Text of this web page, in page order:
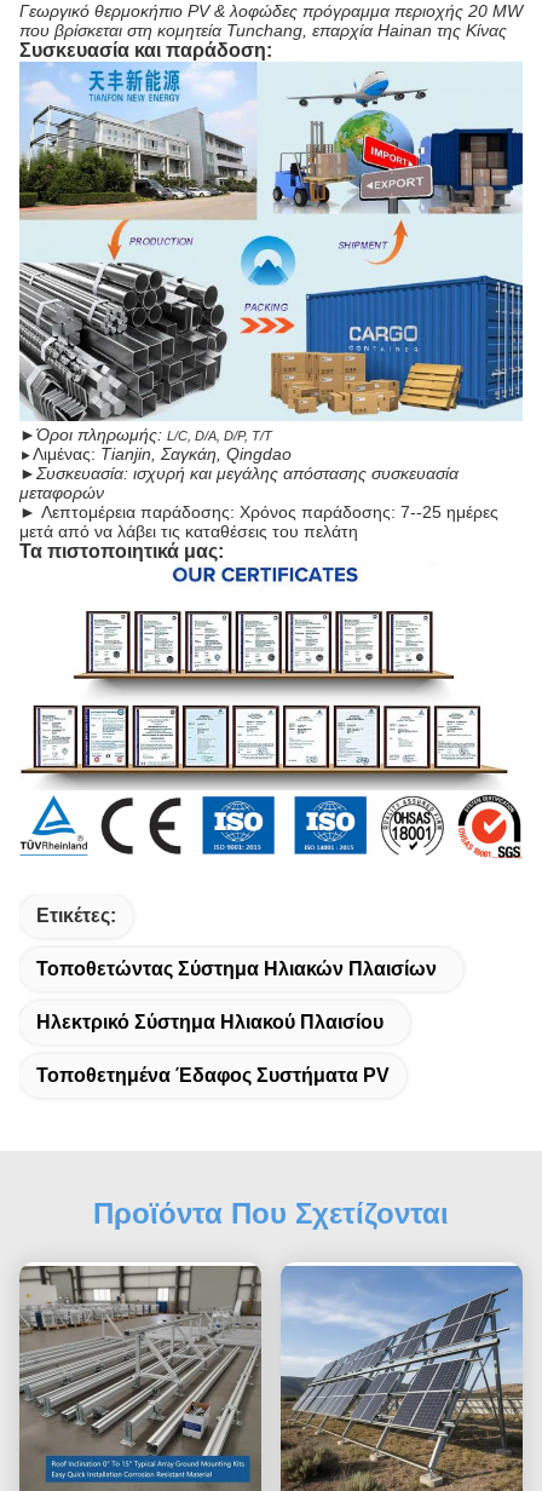
Γεωργικό θερμοκήπιο PV & λοφώδες πρόγραμμα περιοχής 20 MW
που βρίσκεται στη κομητεία Tunchang, επαρχία Hainan της Κίνας
Συσκευασία και παράδοση:
►Όροι πληρωμής: L/C, D/A, D/P, T/T
►Λιμένας: Tianjin, Σαγκάη, Qingdao
►Συσκευασία: ισχυρή και μεγάλης απόστασης συσκευασία
μεταφορών
► Λεπτομέρεια παράδοσης: Χρόνος παράδοσης: 7--25 ημέρες
μετά από να λάβει τις καταθέσεις του πελάτη
Τα πιστοποιητικά μας:
Ετικέτες:
Τοποθετώντας Σύστημα Ηλιακών Πλαισίων
Ηλεκτρικό Σύστημα Ηλιακού Πλαισίου
Τοποθετημένα Έδαφος Συστήματα PV
Προϊόντα Που Σχετίζονται